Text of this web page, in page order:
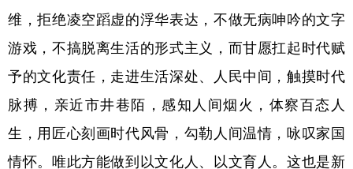
维，拒绝凌空蹈虚的浮华表达，不做无病呻吟的文字
游戏，不搞脱离生活的形式主义，而甘愿扛起时代赋
予的文化责任，走进生活深处、人民中间，触摸时代
脉搏，亲近市井巷陌，感知人间烟火，体察百态人
生，用匠心刻画时代风骨，勾勒人间温情，咏叹家国
情怀。唯此方能做到以文化人、以文育人。这也是新